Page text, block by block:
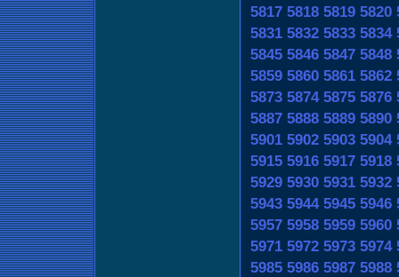
5817 5818 5819 5820
5831 5832 5833 5834
5845 5846 5847 5848
5859 5860 5861 5862
5873 5874 5875 5876
5887 5888 5889 5890
5901 5902 5903 5904
5915 5916 5917 5918
5929 5930 5931 5932
5943 5944 5945 5946
5957 5958 5959 5960
5971 5972 5973 5974
5985 5986 5987 5988